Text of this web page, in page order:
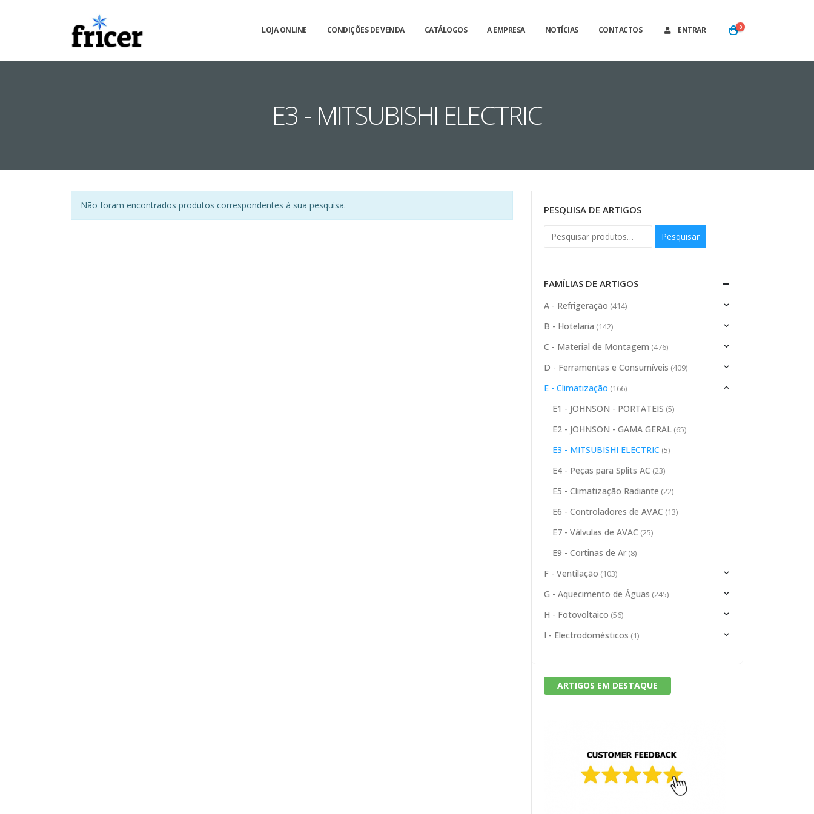
LOJA ONLINE CONDIÇÕES DE VENDA CATÁLOGOS A EMPRESA NOTÍCIAS CONTACTOS ENTRAR 0
E3 - MITSUBISHI ELECTRIC
Não foram encontrados produtos correspondentes à sua pesquisa. PESQUISA DE ARTIGOS
Pesquisar
FAMÍLIAS DE ARTIGOS
A - Refrigeração (414)
B - Hotelaria (142)
C - Material de Montagem (476)
D - Ferramentas e Consumíveis (409)
E - Climatização (166)
E1 - JOHNSON - PORTATEIS (5)
E2 - JOHNSON - GAMA GERAL (65)
E3 - MITSUBISHI ELECTRIC (5)
E4 - Peças para Splits AC (23)
E5 - Climatização Radiante (22)
E6 - Controladores de AVAC (13)
E7 - Válvulas de AVAC (25)
E9 - Cortinas de Ar (8)
F - Ventilação (103)
G - Aquecimento de Águas (245)
H - Fotovoltaico (56)
I - Electrodomésticos (1)
ARTIGOS EM DESTAQUE